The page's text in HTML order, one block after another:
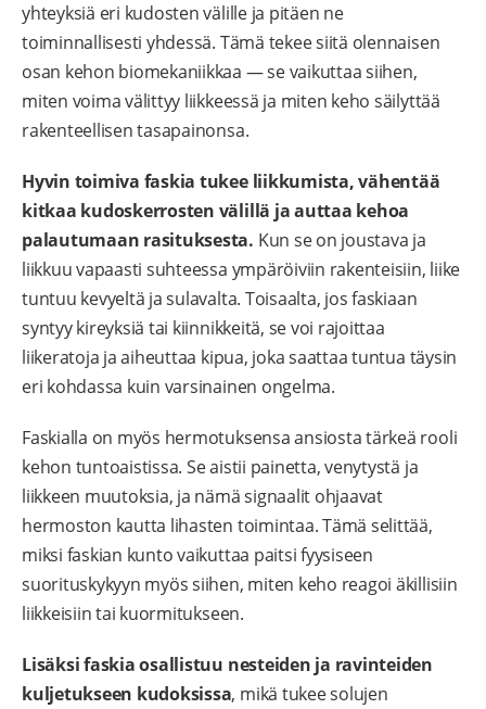
yhteyksiä eri kudosten välille ja pitäen ne
toiminnallisesti yhdessä. Tämä tekee siitä olennaisen
osan kehon biomekaniikkaa — se vaikuttaa siihen,
miten voima välittyy liikkeessä ja miten keho säilyttää
rakenteellisen tasapainonsa.
Hyvin toimiva faskia tukee liikkumista, vähentää
kitkaa kudoskerrosten välillä ja auttaa kehoa
palautumaan rasituksesta. Kun se on joustava ja
liikkuu vapaasti suhteessa ympäröiviin rakenteisiin, liike
tuntuu kevyeltä ja sulavalta. Toisaalta, jos faskiaan
syntyy kireyksiä tai kiinnikkeitä, se voi rajoittaa
liikeratoja ja aiheuttaa kipua, joka saattaa tuntua täysin
eri kohdassa kuin varsinainen ongelma.
Faskialla on myös hermotuksensa ansiosta tärkeä rooli
kehon tuntoaistissa. Se aistii painetta, venytystä ja
liikkeen muutoksia, ja nämä signaalit ohjaavat
hermoston kautta lihasten toimintaa. Tämä selittää,
miksi faskian kunto vaikuttaa paitsi fyysiseen
suorituskykyyn myös siihen, miten keho reagoi äkillisiin
liikkeisiin tai kuormitukseen.
Lisäksi faskia osallistuu nesteiden ja ravinteiden
kuljetukseen kudoksissa, mikä tukee solujen